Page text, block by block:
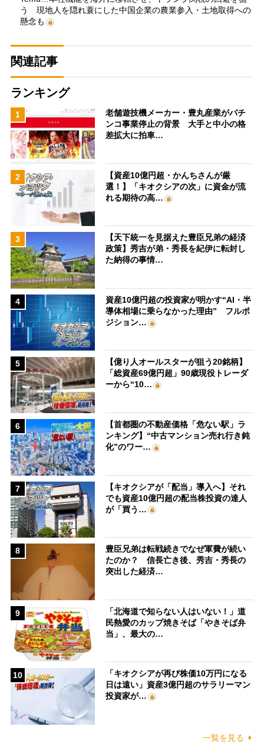
う 現地人を隠れ蓑にした中国企業の農業参入・土地取得への
懸念も
関連記事
ランキング
1
老舗遊技機メーカー・豊丸産業がパチ
ンコ事業停止の背景 大手と中小の格
差拡大に拍車…
2
【資産10億円超・かんちさんが厳
選！】「キオクシアの次」に資金が流
れる期待の高…
3
【天下統一を見据えた豊臣兄弟の経済
政策】秀吉が弟・秀長を紀伊に転封し
た納得の事情…
4
資産10億円超の投資家が明かす“AI・半
導体相場に乗らなかった理由” フルポ
ジション…
5
【億り人オールスターが狙う20銘柄】
「総資産69億円超」90歳現役トレーダ
ーから“10…
6
【首都圏の不動産価格「危ない駅」ラ
ンキング】“中古マンション売れ行き鈍
化”のワー…
7
【キオクシアが「配当」導入へ】それ
でも資産10億円超の配当株投資の達人
が「買う…
8
豊臣兄弟は転戦続きでなぜ軍費が続い
たのか？ 信長亡き後、秀吉・秀長の
突出した経済…
9
「北海道で知らない人はいない！」道
民熱愛のカップ焼きそば「やきそば弁
当」、最大の…
10
「キオクシアが再び株価10万円になる
日は遠い」資産3億円超のサラリーマン
投資家が…
一覧を見る